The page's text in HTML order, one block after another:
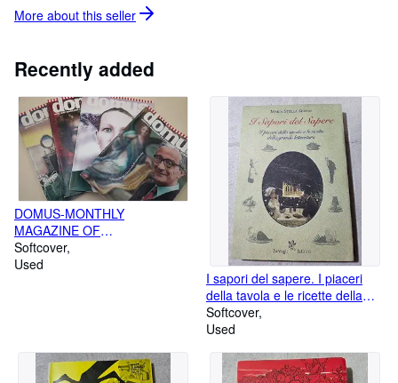
More about this seller
Recently added
DOMUS-MONTHLY
MAGAZINE OF
ARCHITECTURE, DESIGN,
ART-4 NUMERI(1981)
Softcover
Used
I sapori del sapere. I piaceri
della tavola e le ricette della
grande letteratura
Softcover
Used